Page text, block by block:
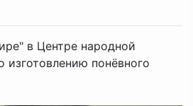
в Центре народной
понёвного